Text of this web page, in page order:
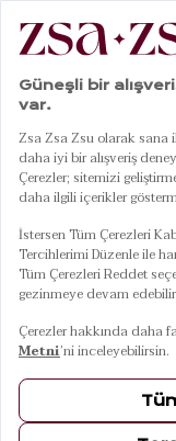
Anasayfa|Giyim| Alt Giyim|
Tavas Dijital
10 Ağustos
Renkler YEŞİL